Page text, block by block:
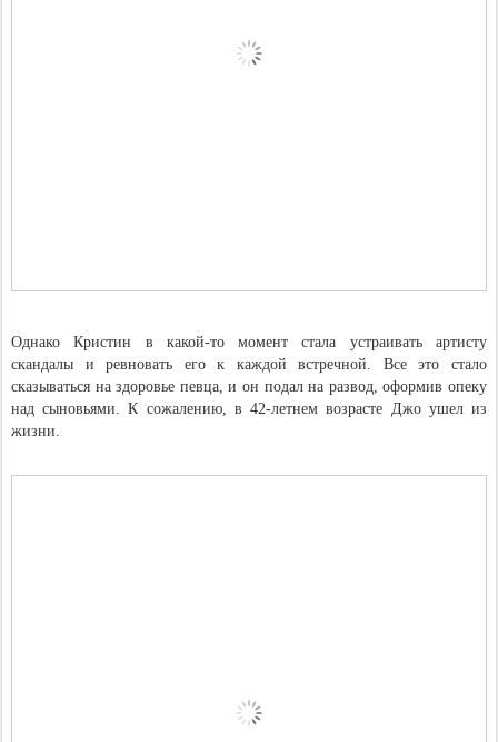
Однако Кристин в какой-то момент стала устраивать артисту
скандалы и ревновать его к каждой встречной. Все это стало
сказываться на здоровье певца, и он подал на развод, оформив опеку
над сыновьями. К сожалению, в 42-летнем возрасте Джо ушел из
жизни.